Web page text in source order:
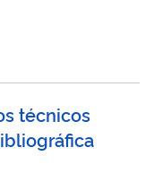
históricos e
técnicos